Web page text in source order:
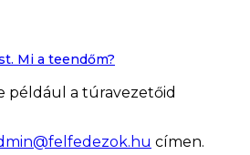
Mi a teendőm?
például a túravezetőid
címen.